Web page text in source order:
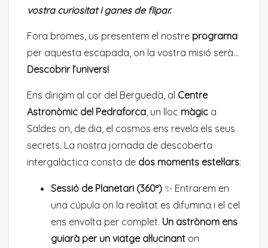
vostra curiositat i ganes de flipar.
Fora bromes, us presentem el nostre programa
per aquesta escapada, on la vostra misió serà…
Descobrir l’univers!
Ens dirigim al cor del Berguedà, al Centre
Astronòmic del Pedraforca , un lloc màgic a
Saldes on, de dia, el cosmos ens revela els seus
secrets. La nostra jornada de descoberta
intergalàctica consta de dos moments estel·lars:
Sessió de Planetari (360º) ✨ Entrarem en
una cúpula on la realitat es difumina i el cel
ens envolta per complet. Un astrònom ens
guiarà per un viatge al·lucinant on